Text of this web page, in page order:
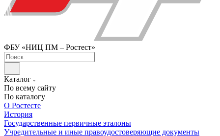
ФБУ «НИЦ ПМ – Ростест»
Каталог
По всему сайту
По каталогу
О Ростесте
История
Государственные первичные эталоны
Учредительные и иные правоудостоверяющие документы